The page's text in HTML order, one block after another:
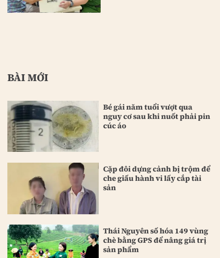
BÀI MỚI
Bé gái năm tuổi vượt qua
nguy cơ sau khi nuốt phải pin
cúc áo
Cặp đôi dựng cảnh bị trộm để
che giấu hành vi lấy cắp tài
sản
Thái Nguyên số hóa 149 vùng
chè bằng GPS để nâng giá trị
sản phẩm